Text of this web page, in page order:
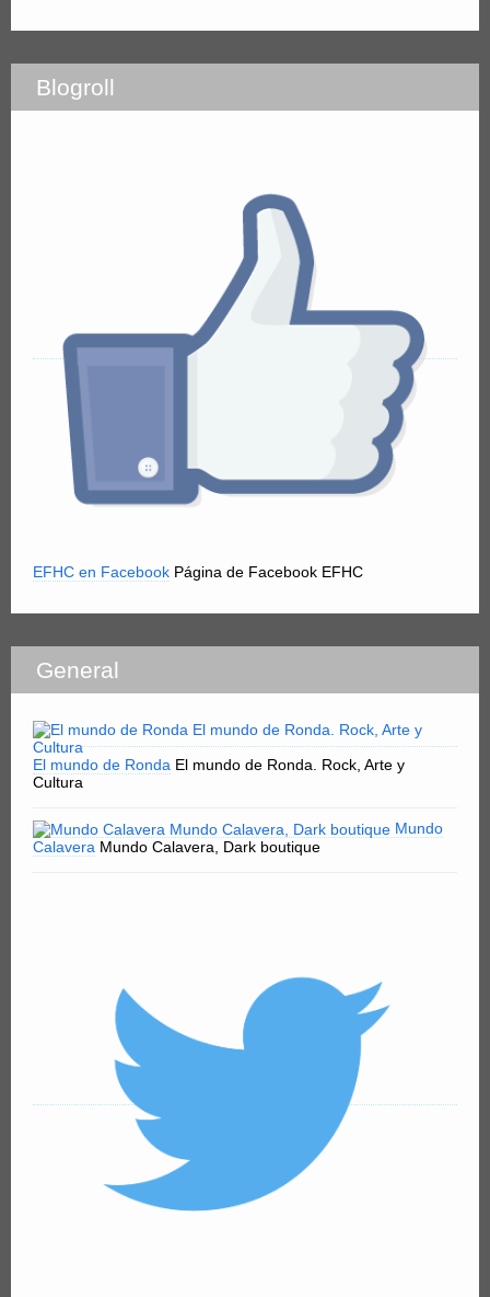
Blogroll
EFHC en Facebook Página de Facebook EFHC
General
El mundo de Ronda El mundo de Ronda. Rock, Arte y
Cultura
Mundo
Calavera Mundo Calavera, Dark boutique